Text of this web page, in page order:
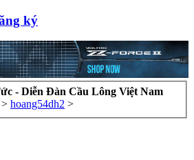
ký
- Diễn Đàn Cầu Lông Việt Nam
> hoang54dh2 >